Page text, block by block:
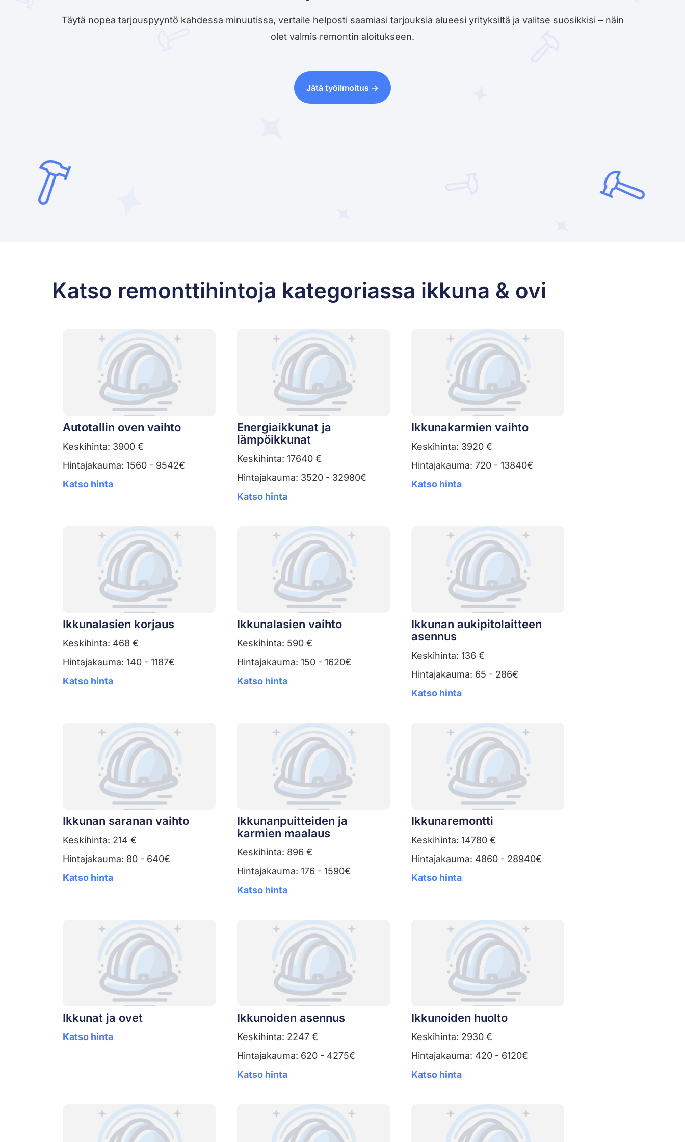
Täytä nopea tarjouspyyntö kahdessa minuutissa, vertaile helposti saamiasi tarjouksia alueesi yrityksiltä ja valitse suosikkisi – näin
olet valmis remontin aloitukseen.
Jätä työilmoitus ->
Katso remonttihintoja kategoriassa ikkuna & ovi
Autotallin oven vaihto
Keskihinta: 3900 €
Hintajakauma: 1560 - 9542€
Katso hinta
Energiaikkunat ja
lämpöikkunat
Keskihinta: 17640 €
Hintajakauma: 3520 - 32980€
Katso hinta
Ikkunakarmien vaihto
Keskihinta: 3920 €
Hintajakauma: 720 - 13840€
Katso hinta
Ikkunalasien korjaus
Keskihinta: 468 €
Hintajakauma: 140 - 1187€
Katso hinta
Ikkunalasien vaihto
Keskihinta: 590 €
Hintajakauma: 150 - 1620€
Katso hinta
Ikkunan aukipitolaitteen
asennus
Keskihinta: 136 €
Hintajakauma: 65 - 286€
Katso hinta
Ikkunan saranan vaihto
Keskihinta: 214 €
Hintajakauma: 80 - 640€
Katso hinta
Ikkunanpuitteiden ja
karmien maalaus
Keskihinta: 896 €
Hintajakauma: 176 - 1590€
Katso hinta
Ikkunaremontti
Keskihinta: 14780 €
Hintajakauma: 4860 - 28940€
Katso hinta
Ikkunat ja ovet
Katso hinta
Ikkunoiden asennus
Keskihinta: 2247 €
Hintajakauma: 620 - 4275€
Katso hinta
Ikkunoiden huolto
Keskihinta: 2930 €
Hintajakauma: 420 - 6120€
Katso hinta